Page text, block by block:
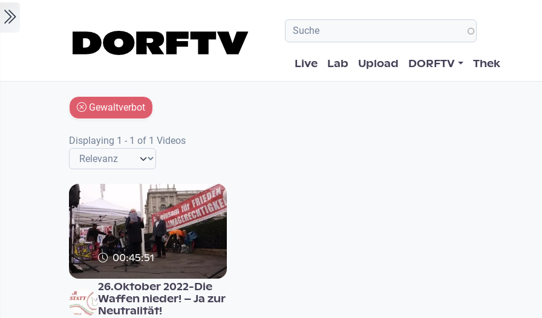
Hauptnavigation
Live Lab Upload DORFTV Thek
Gewaltverbot
Displaying 1 - 1 of 1 Videos
00:45:51
26.Oktober 2022-Die
Waffen nieder! – Ja zur
Neutralität!